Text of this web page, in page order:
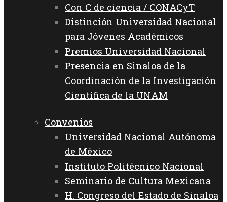
Con C de ciencia / CONACyT
Distinción Universidad Nacional
para Jóvenes Académicos
Premios Universidad Nacional
Presencia en Sinaloa de la
Coordinación de la Investigación
Científica de la UNAM
Convenios
Universidad Nacional Autónoma
de México
Instituto Politécnico Nacional
Seminario de Cultura Mexicana
H. Congreso del Estado de Sinaloa